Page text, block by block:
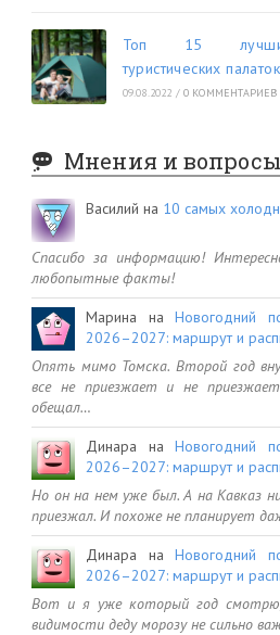
Топ 15
туристических
09.08.2022 / 0 КОММЕНТАРИЕВ
Мнения и
Василий на 10 самых
Спасибо за информацию!
любопытные факты!
Марина наНовогодний
2026–2027: маршрут и
Опять мимо Томска. Второй год
все не приезжает и не
обещал…
Динара наНовогодний
2026–2027: маршрут и
Но он на нем уже был. А на Кавказ
приезжал. И похоже не планирует
Динара наНовогодний
2026–2027: маршрут и
Вот и я уже который год
видимости деду морозу не сильно